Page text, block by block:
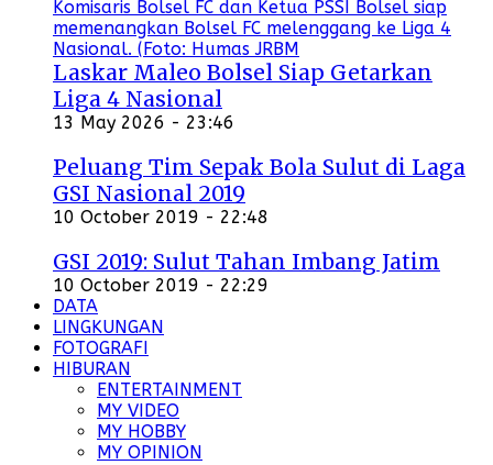
Laskar Maleo Bolsel Siap Getarkan
Liga 4 Nasional
13 May 2026 - 23:46
Peluang Tim Sepak Bola Sulut di Laga
GSI Nasional 2019
10 October 2019 - 22:48
GSI 2019: Sulut Tahan Imbang Jatim
10 October 2019 - 22:29
DATA
LINGKUNGAN
FOTOGRAFI
HIBURAN
ENTERTAINMENT
MY VIDEO
MY HOBBY
MY OPINION